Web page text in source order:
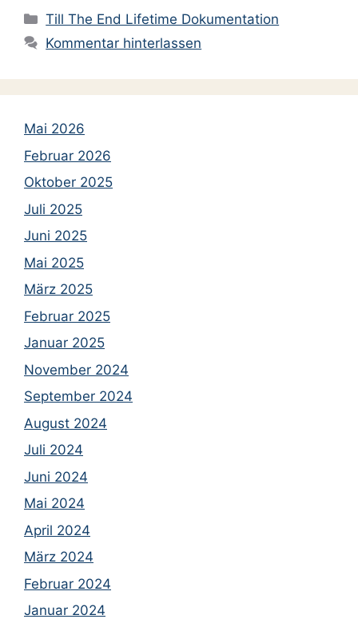
Kategorien
Till The End Lifetime Dokumentation
Kommentar hinterlassen
Mai 2026
Februar 2026
Oktober 2025
Juli 2025
Juni 2025
Mai 2025
März 2025
Februar 2025
Januar 2025
November 2024
September 2024
August 2024
Juli 2024
Juni 2024
Mai 2024
April 2024
März 2024
Februar 2024
Januar 2024